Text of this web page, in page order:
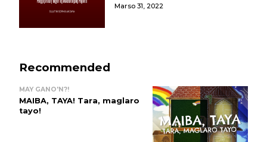
Marso 31, 2022
Recommended
MAY GANO'N?!
MAIBA, TAYA! Tara, maglaro
tayo!